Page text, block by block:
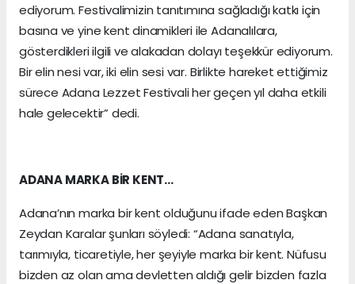
ediyorum. Festivalimizin tanıtımına sağladığı katkı için
basına ve yine kent dinamikleri ile Adanalılara,
gösterdikleri ilgili ve alakadan dolayı teşekkür ediyorum.
Bir elin nesi var, iki elin sesi var. Birlikte hareket ettiğimiz
sürece Adana Lezzet Festivali her geçen yıl daha etkili
hale gelecektir” dedi.
ADANA MARKA BİR KENT…
Adana’nın marka bir kent olduğunu ifade eden Başkan
Zeydan Karalar şunları söyledi: “Adana sanatıyla,
tarımıyla, ticaretiyle, her şeyiyle marka bir kent. Nüfusu
bizden az olan ama devletten aldığı gelir bizden fazla